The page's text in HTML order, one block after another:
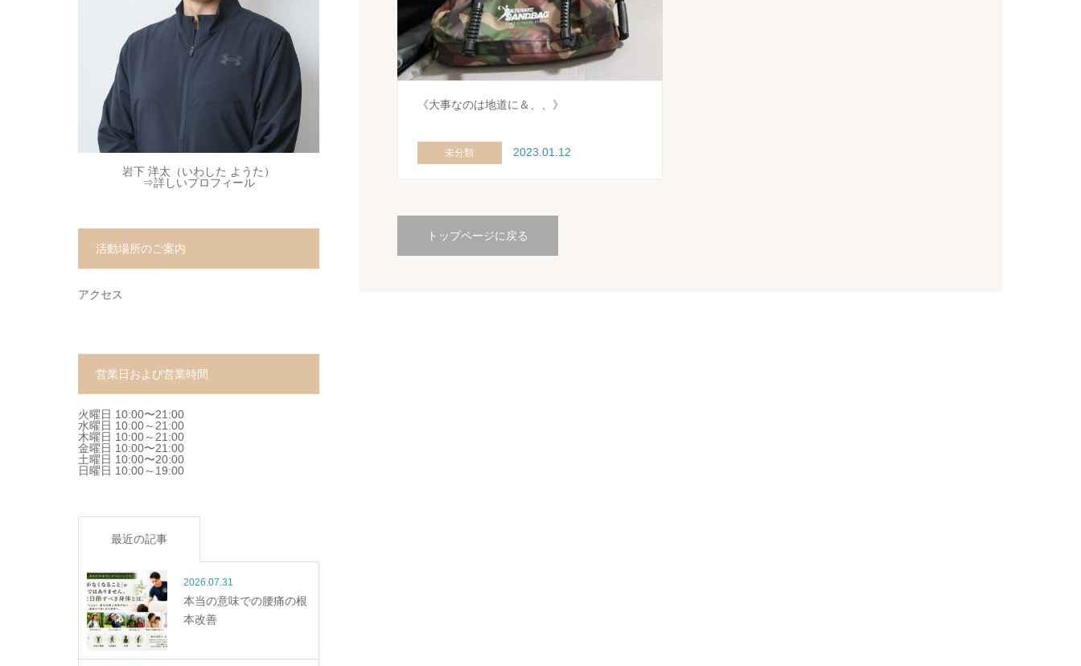
《大事なのは地道に＆、、》
未分類 2023.01.12
トップページに戻る
岩下 洋太（いわした ようた）
⇒詳しいプロフィール
活動場所のご案内
アクセス
営業日および営業時間
火曜日 10:00〜21:00
水曜日 10:00～21:00
木曜日 10:00～21:00
金曜日 10:00〜21:00
土曜日 10:00〜20:00
日曜日 10:00～19:00
最近の記事
2026.07.31
本当の意味での腰痛の根
本改善